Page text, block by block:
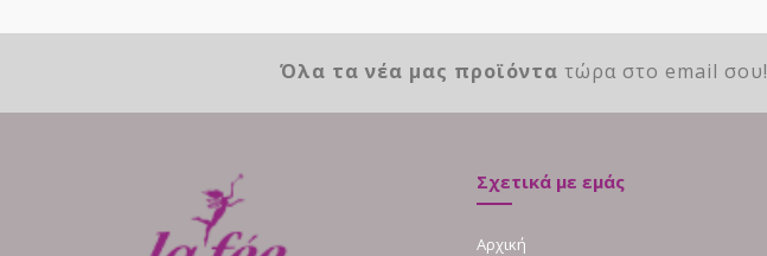
Όλα τα νέα μας προϊόντα τώρα στο email σου!
Σχετικά με εμάς
Αρχική